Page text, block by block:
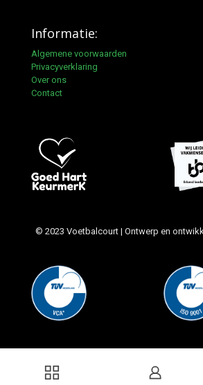
Informatie:
Algemene voorwaarden
Privacyverklaring
Over ons
Contact
© 2023 Voetbalcourt | Ontwerp en